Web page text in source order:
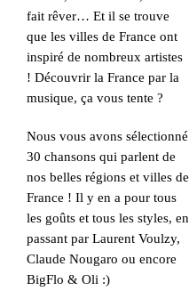
fait rêver… Et il se trouve
que les villes de France ont
inspiré de nombreux artistes
! Découvrir la France par la
musique, ça vous tente ?
Nous vous avons sélectionné
30 chansons qui parlent de
nos belles régions et villes de
France ! Il y en a pour tous
les goûts et tous les styles, en
passant par Laurent Voulzy,
Claude Nougaro ou encore
BigFlo & Oli :)